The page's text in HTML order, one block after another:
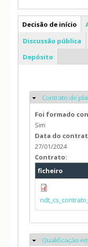
PP
Decisão de início
Discussão pública
Depósito
Ocultar
Contrato de
Foi formado
Sim
Data do
27/01/2024
Contrato:
ficheiro
Ocultar
Qualificação